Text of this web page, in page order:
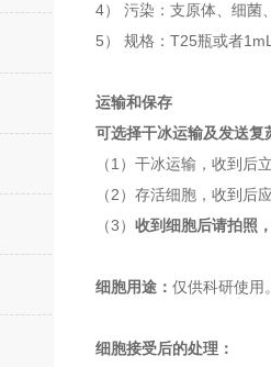
4） 污染：支原体、细菌
5） 规格：T25瓶或者
运输和保存
可选择干冰运输及发送复
（1）干冰运输，收到后
（2）存活细胞，收到后
（3） 收到细胞后请拍照
细胞用途： 仅供科研使用
细胞接受后的处理：